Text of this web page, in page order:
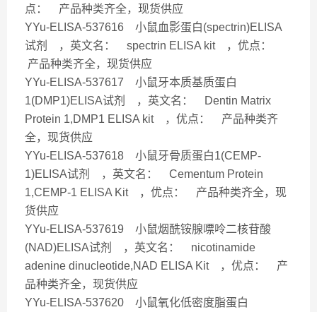
点： 产品种类齐全，现货供应
YYu-ELISA-537616 小鼠血影蛋白(spectrin)ELISA
试剂 ，英文名： spectrin ELISA kit ，优点：
产品种类齐全，现货供应
YYu-ELISA-537617 小鼠牙本质基质蛋白
1(DMP1)ELISA试剂 ，英文名： Dentin Matrix
Protein 1,DMP1 ELISA kit ，优点： 产品种类齐
全，现货供应
YYu-ELISA-537618 小鼠牙骨质蛋白1(CEMP-
1)ELISA试剂 ，英文名： Cementum Protein
1,CEMP-1 ELISA Kit ，优点： 产品种类齐全，现
货供应
YYu-ELISA-537619 小鼠烟酰铵腺嘌呤二核苷酸
(NAD)ELISA试剂 ，英文名： nicotinamide
adenine dinucleotide,NAD ELISA Kit ，优点： 产
品种类齐全，现货供应
YYu-ELISA-537620 小鼠氧化低密度脂蛋白